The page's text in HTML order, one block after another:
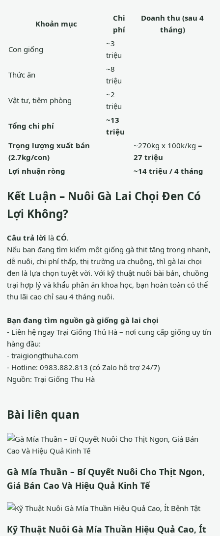
Khoản mục
Chi
phí
Doanh thu (sau 4
tháng)
Con giống
~3
triệu
Thức ăn
~8
triệu
Vật tư, tiêm phòng
~2
triệu
Tổng chi phí
~13
triệu
Trọng lượng xuất bán
(2.7kg/con)
~270kg x 100k/kg =
27 triệu
Lợi nhuận ròng
~14 triệu / 4 tháng
Kết Luận – Nuôi Gà Lai Chọi Đen Có
Lợi Không?
Câu trả lời là CÓ.
Nếu bạn đang tìm kiếm một giống gà thịt tăng trọng nhanh,
dễ nuôi, chi phí thấp, thị trường ưa chuộng, thì gà lai chọi
đen là lựa chọn tuyệt vời. Với kỹ thuật nuôi bài bản, chuồng
trại hợp lý và khẩu phần ăn khoa học, bạn hoàn toàn có thể
thu lãi cao chỉ sau 4 tháng nuôi.
Bạn đang tìm nguồn gà giống gà lai chọi
- Liên hệ ngay Trại Giống Thủ Hà – nơi cung cấp giống uy tín
hàng đầu:
- traigiongthuha.com
- Hotline: 0983.882.813 (có Zalo hỗ trợ 24/7)
Nguồn:Trại Giống Thu Hà
Bài liên quan
Gà Mía Thuần – Bí Quyết Nuôi Cho Thịt Ngon,
Giá Bán Cao Và Hiệu Quả Kinh Tế
Kỹ Thuật Nuôi Gà Mía Thuần Hiệu Quả Cao, Ít